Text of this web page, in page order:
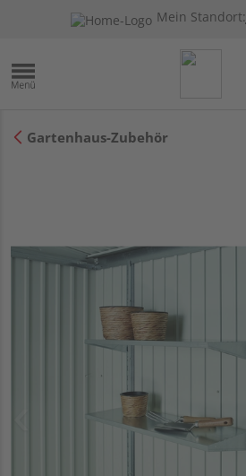
Mein Standort:
Gartenhaus-Zubehör